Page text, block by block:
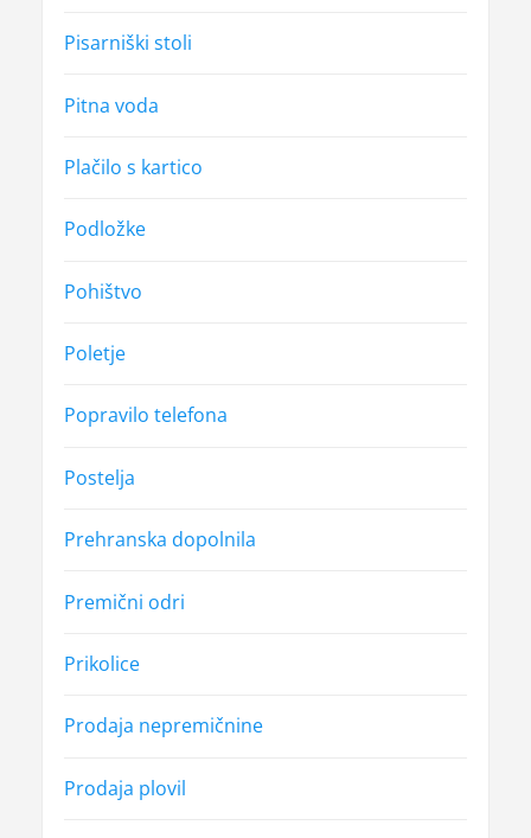
Pisarniški stoli
Pitna voda
Plačilo s kartico
Podložke
Pohištvo
Poletje
Popravilo telefona
Postelja
Prehranska dopolnila
Premični odri
Prikolice
Prodaja nepremičnine
Prodaja plovil